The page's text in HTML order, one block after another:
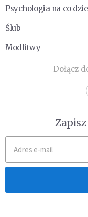
Psychologia na co
Ślub
Modlitwy
Dołącz